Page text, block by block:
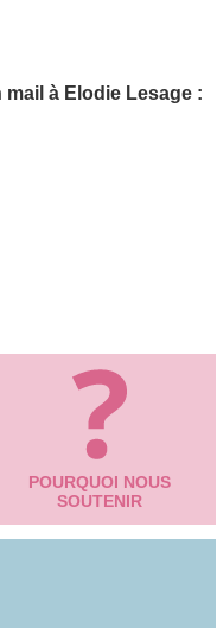
à Elodie Lesage :
POURQUOI NOUS
SOUTENIR